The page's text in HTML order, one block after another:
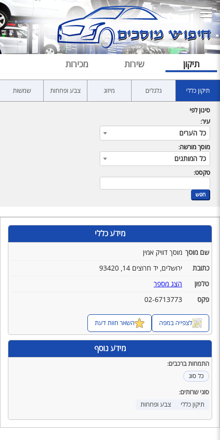
תיקון שירות מכירות
תיקון כללי גלגלים מיזוג צבע ופחחות שמשות
סינון לפי
עיר:
כל הערים
מוסך מורשה:
כל המותגים
טקסט:
חפש
מידע כללי
שם מוסך מוסך דוויק אמין
כתובת
ירושלים, יד חרוצים 14, 93420
טלפון
הצג מספר
פקס
02-6713773
לצפייה במפה השאר חוות דעת
מידע נוסף
התמחות ברכבים:
כל סוג
סוגי שרותים:
תיקון כללי
צבע ופחחות